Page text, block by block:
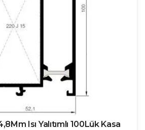
Isı Yalıtımlı 100Lük Kasa